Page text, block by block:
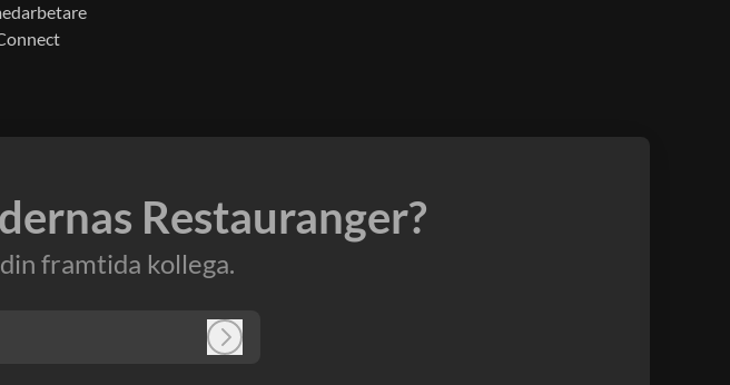
Restauranger?
framtida kollega.
Logga in